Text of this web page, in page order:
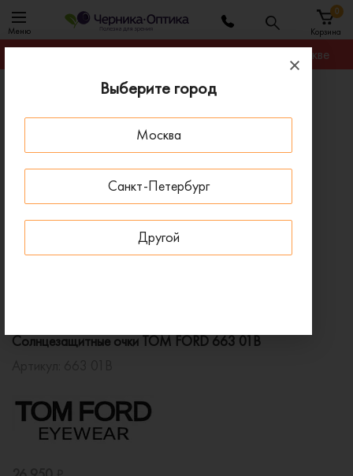
Выберите город
Москва
Санкт-Петербург
Другой
Меню Корзина
0
Гарантируем лучшую цену на любую оправу в Москве
Солнцезащитные очки
Солнцезащитные очки TOM FORD 663 01B
Солнцезащитные очки TOM FORD 663 01B
ПОД ЗАКАЗ